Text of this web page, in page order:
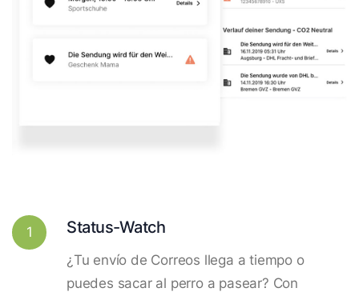
1 Status-Watch
¿Tu envío de Correos llega a tiempo o
puedes sacar al perro a pasear? Con